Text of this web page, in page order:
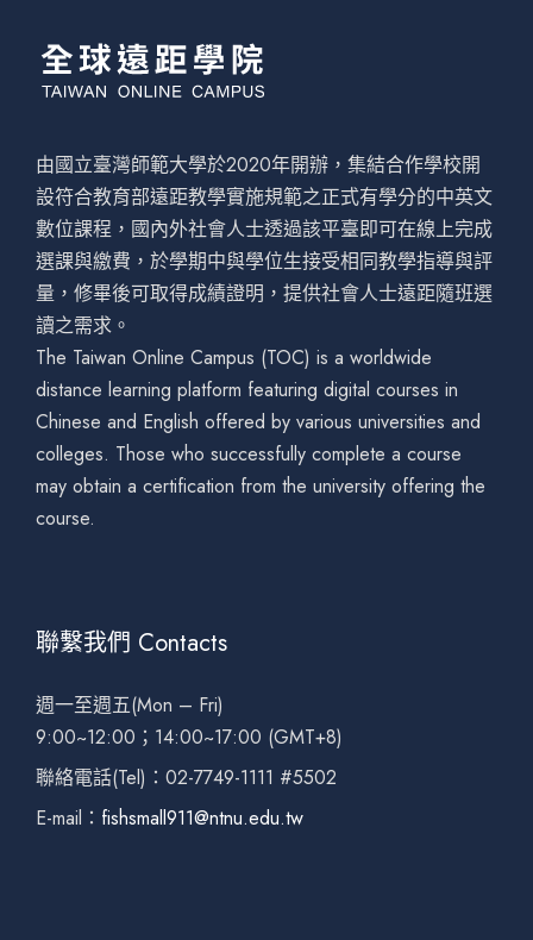
由國立臺灣師範大學於2020年開辦，集結合作學校開
設符合教育部遠距教學實施規範之正式有學分的中英文
數位課程，國內外社會人士透過該平臺即可在線上完成
選課與繳費，於學期中與學位生接受相同教學指導與評
量，修畢後可取得成績證明，提供社會人士遠距隨班選
讀之需求。
The Taiwan Online Campus (TOC) is a worldwide
distance learning platform featuring digital courses in
Chinese and English offered by various universities and
colleges. Those who successfully complete a course
may obtain a certification from the university offering the
course.
聯繫我們 Contacts
週一至週五(Mon – Fri)
9:00~12:00；14:00~17:00 (GMT+8)
聯絡電話(Tel)：02-7749-1111 #5502
E-mail： fishsmall911@ntnu.edu.tw